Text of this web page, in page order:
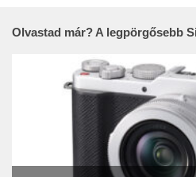
Olvastad már? A legpörgősebb